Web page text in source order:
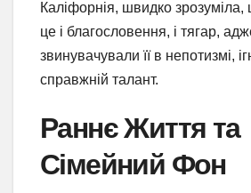
Каліфорнія, швидко
це і благословення, і тягар,
звинувачували її в непотизмі,
справжній талант.
Раннє Життя та
Сімейний Фон